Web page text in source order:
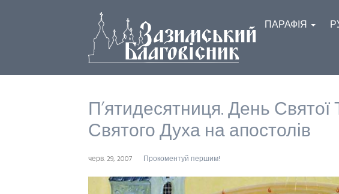
ПАРАФІЯ
П’ятидесятниця. День Святої
Святого Духа на апостолів
черв. 29, 2007 Прокоментуй першим!